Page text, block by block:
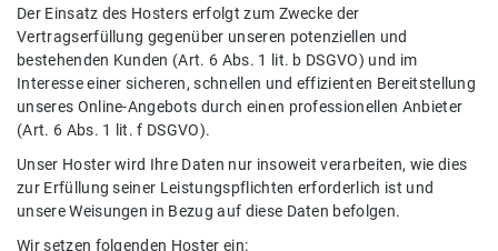
Der Einsatz des Hosters erfolgt zum Zwecke der
Vertragserfüllung gegenüber unseren potenziellen und
bestehenden Kunden (Art. 6 Abs. 1 lit. b DSGVO) und im
Interesse einer sicheren, schnellen und effizienten Bereitstellung
unseres Online-Angebots durch einen professionellen Anbieter
(Art. 6 Abs. 1 lit. f DSGVO).
Unser Hoster wird Ihre Daten nur insoweit verarbeiten, wie dies
zur Erfüllung seiner Leistungspflichten erforderlich ist und
unsere Weisungen in Bezug auf diese Daten befolgen.
Wir setzen folgenden Hoster ein: